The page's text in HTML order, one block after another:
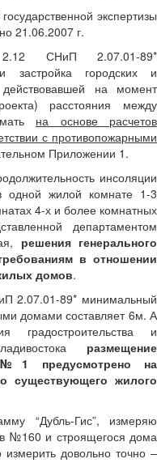
экспертизы
21.06.2007 г.
СНиП 2.07.01-89*
и застройка городских и
на момент
расстояния между
на основе расчетов
с противопожарными
Приложении 1.
инсоляции
жилой комнате 1-3
4-х и более комнатных
департаментом
решения генерального
в отношении
домов.
2.07.01-89* минимальный
домами составляет 6м. А
градостроительства и
размещение
№1 предусмотрено на
существующего жилого
“Дубль-Гис”, измеряю
№160 и строящегося дома
довольно точно –